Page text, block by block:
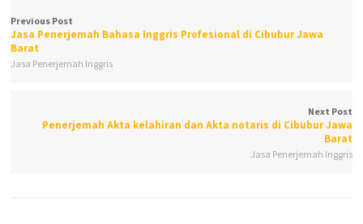
Previous Post
Jasa Penerjemah Bahasa Inggris Profesional di Cibubur Jawa
Barat
Jasa Penerjemah Inggris
Next Post
Penerjemah Akta kelahiran dan Akta notaris di Cibubur Jawa
Barat
Jasa Penerjemah Inggris